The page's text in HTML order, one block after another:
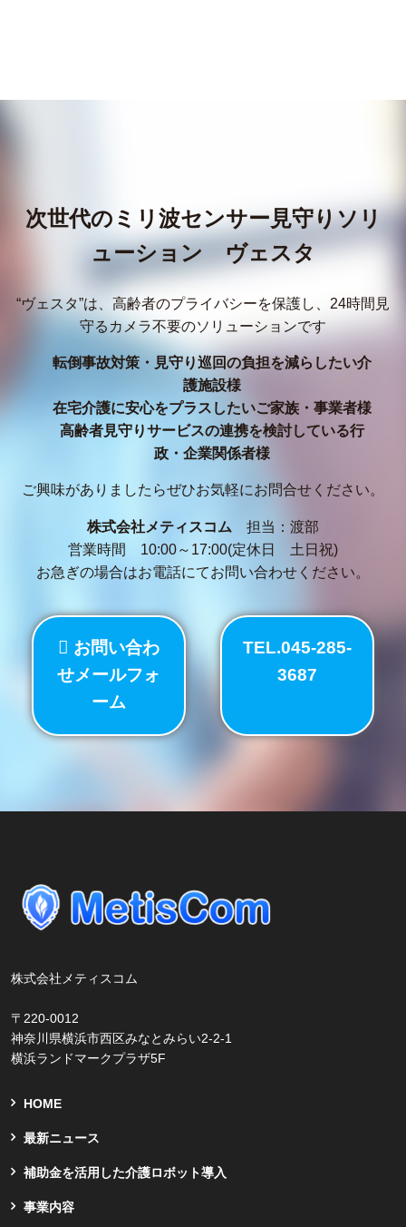
次世代のミリ波センサー見守りソリ
ューション ヴェスタ
“ヴェスタ”は、高齢者のプライバシーを保護し、24時間見
守るカメラ不要のソリューションです
転倒事故対策・見守り巡回の負担を減らしたい介
護施設様
在宅介護に安心をプラスしたいご家族・事業者様
高齢者見守りサービスの連携を検討している行
政・企業関係者様
ご興味がありましたらぜひお気軽にお問合せください。
株式会社メティスコム 担当：渡部
営業時間 10:00～17:00(定休日 土日祝)
お急ぎの場合はお電話にてお問い合わせください。
お問い合わ
せメールフォ
ーム
TEL.045-285-
3687
株式会社メティスコム
〒220-0012
神奈川県横浜市西区みなとみらい2-2-1
横浜ランドマークプラザ5F
HOME
最新ニュース
補助金を活用した介護ロボット導入
事業内容